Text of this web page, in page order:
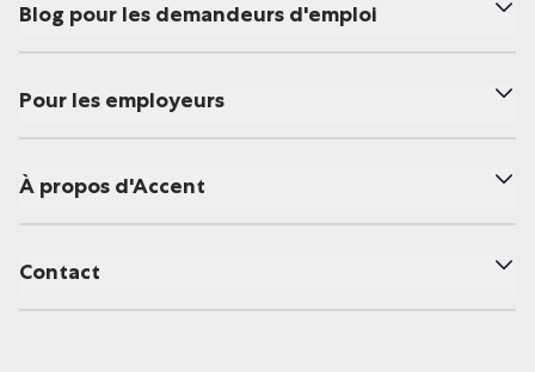
Blog pour les demandeurs d'emploi
Pour les employeurs
À propos d'Accent
Contact